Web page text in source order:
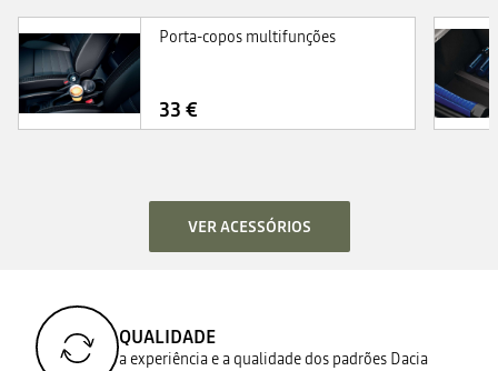
Porta-copos multifunções
33 €
VER ACESSÓRIOS
QUALIDADE
a experiência e a qualidade dos padrões Dacia